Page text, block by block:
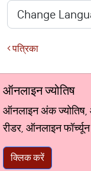
पत्रिका
ऑनलाइन ज्योतिष
ऑनलाइन अंक ज्योतिष,
रीडर, ऑनलाइन
क्लिक करें